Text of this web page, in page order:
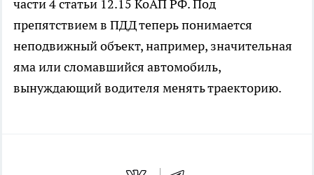
части 4 статьи 12.15 КоАП РФ. Под
препятствием в ПДД теперь понимается
неподвижный объект, например, значительная
яма или сломавшийся автомобиль,
вынуждающий водителя менять траекторию.